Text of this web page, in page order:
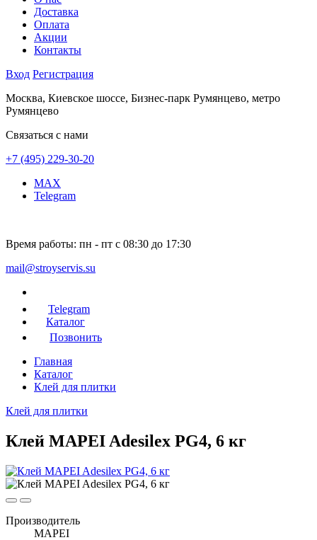
Доставка
Оплата
Акции
Контакты
Вход Регистрация
Москва, Киевское шоссе, Бизнес-парк Румянцево, метро
Румянцево
Связаться с нами
+7 (495) 229-30-20
MAX
Telegram
Время работы: пн - пт с 08:30 до 17:30
mail@stroyservis.su
Telegram
Каталог
Позвонить
Главная
Каталог
Клей для плитки
Клей для плитки
Клей MAPEI Adesilex PG4, 6 кг
Производитель
MAPEI